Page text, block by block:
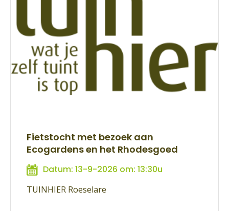
Fietstocht met bezoek aan
Ecogardens en het Rhodesgoed
Datum: 13-9-2026 om: 13:30u
TUINHIER Roeselare